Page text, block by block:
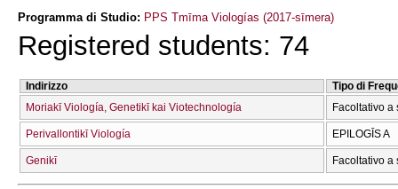
Programma di Studio: PPS Tmīma Viologías (2017-sīmera)
Registered students: 74
Indirizzo
Tipo di
Moriakī Viología, Genetikī kai Viotechnología
Facoltativo a
Perivallontikī Viología EPILOGĪS A
Genikī Facoltativo a